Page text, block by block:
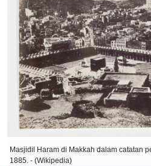
Masjidil Haram di Makkah dalam catatan
1885. - (Wikipedia)